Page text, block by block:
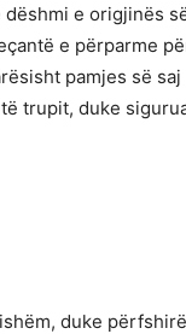
e origjinës
e përparme
pamjes së
trupit, duke
duke